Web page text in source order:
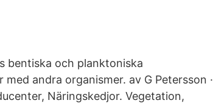
bentiska och planktoniska
andra organismer. av G Petersson ·
Näringskedjor. Vegetation,